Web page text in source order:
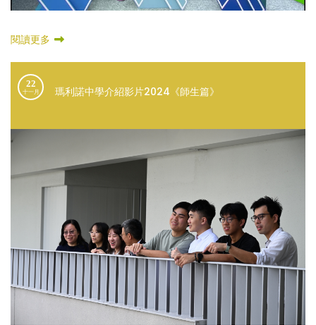
閱讀更多
22
十一月 瑪利諾中學介紹影片2024《師生篇》